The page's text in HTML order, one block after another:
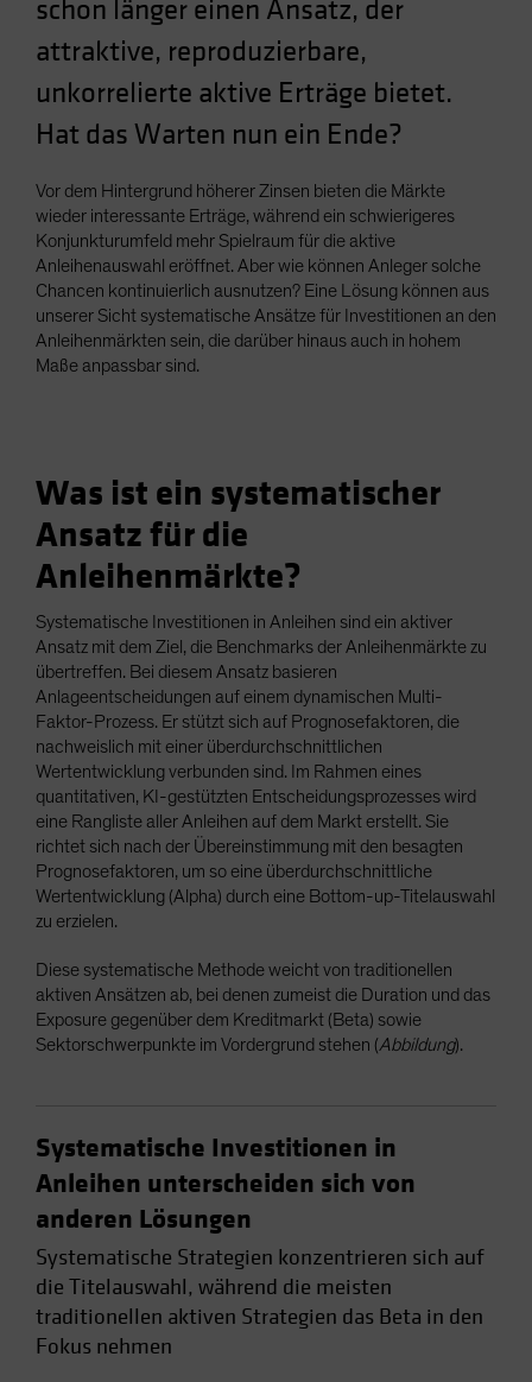
Switzerland
Taiwan - 台灣
UK
United States (US Citizens)
schon länger einen Ansatz, der
attraktive, reproduzierbare,
unkorrelierte aktive Erträge bietet.
Hat das Warten nun ein Ende?
Vor dem Hintergrund höherer Zinsen bieten die Märkte
wieder interessante Erträge, während ein schwierigeres
Konjunkturumfeld mehr Spielraum für die aktive
Anleihenauswahl eröffnet. Aber wie können Anleger solche
Chancen kontinuierlich ausnutzen? Eine Lösung können aus
unserer Sicht systematische Ansätze für Investitionen an den
Anleihenmärkten sein, die darüber hinaus auch in hohem
Maße anpassbar sind.
Was ist ein systematischer
Ansatz für die
Anleihenmärkte?
Systematische Investitionen in Anleihen sind ein aktiver
Ansatz mit dem Ziel, die Benchmarks der Anleihenmärkte zu
übertreffen. Bei diesem Ansatz basieren
Anlageentscheidungen auf einem dynamischen Multi-
Faktor-Prozess. Er stützt sich auf Prognosefaktoren, die
nachweislich mit einer überdurchschnittlichen
Wertentwicklung verbunden sind. Im Rahmen eines
quantitativen, KI-gestützten Entscheidungsprozesses wird
eine Rangliste aller Anleihen auf dem Markt erstellt. Sie
richtet sich nach der Übereinstimmung mit den besagten
Prognosefaktoren, um so eine überdurchschnittliche
Wertentwicklung (Alpha) durch eine Bottom-up-Titelauswahl
zu erzielen.
Diese systematische Methode weicht von traditionellen
aktiven Ansätzen ab, bei denen zumeist die Duration und das
Exposure gegenüber dem Kreditmarkt (Beta) sowie
Sektorschwerpunkte im Vordergrund stehen (Abbildung).
Systematische Investitionen in
Anleihen unterscheiden sich von
anderen Lösungen
Systematische Strategien konzentrieren sich auf
die Titelauswahl, während die meisten
traditionellen aktiven Strategien das Beta in den
Fokus nehmen